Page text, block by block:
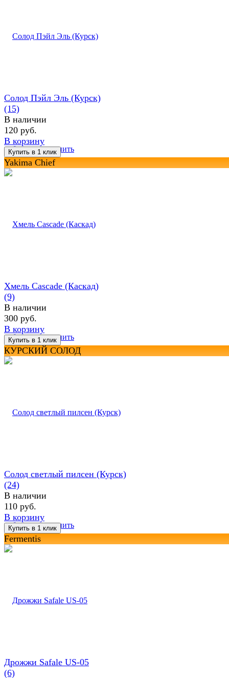
избранное сравнить
Солод Пэйл Эль (Курск)
(15)
В наличии
120 руб.
В корзину
Yakima Chief
избранное сравнить
Хмель Cascade (Каскад)
(9)
В наличии
300 руб.
В корзину
КУРСКИЙ СОЛОД
избранное сравнить
Солод светлый пилсен (Курск)
(24)
В наличии
110 руб.
В корзину
Fermentis
Дрожжи Safale US-05
(6)